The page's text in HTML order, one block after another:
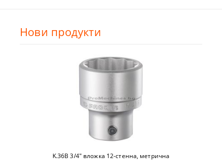
Нови продукти
K.36B 3/4" вложкa 12-стeннa, метричнa